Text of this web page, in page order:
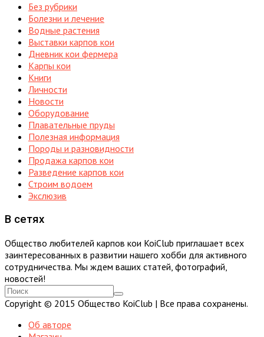
Без рубрики
Болезни и лечение
Водные растения
Выставки карпов кои
Дневник кои фермера
Карпы кои
Книги
Личности
Новости
Оборудование
Плавательные пруды
Полезная информация
Породы и разновидности
Продажа карпов кои
Разведение карпов кои
Строим водоем
Экслюзив
В сетях
Общество любителей карпов кои KoiClub приглашает всех
заинтересованных в развитии нашего хобби для активного
сотрудничества. Мы ждем ваших статей, фотографий,
новостей!
Copyright © 2015 Общество KoiClub | Все права сохранены.
Об авторе